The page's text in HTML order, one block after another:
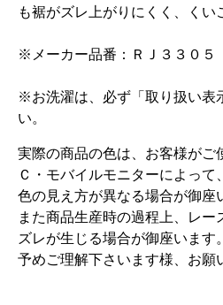
も裾がズレ上がりにくく、くい
※メーカー品番：ＲＪ３３０５
※お洗濯は、必ず「取り扱い表
い。
実際の商品の色は、お客様がご
Ｃ・モバイルモニターによって、
色の見え方が異なる場合が御座
また商品生産時の過程上、レ
ズレが生じる場合が御座います。
予めご理解下さいます様、お願